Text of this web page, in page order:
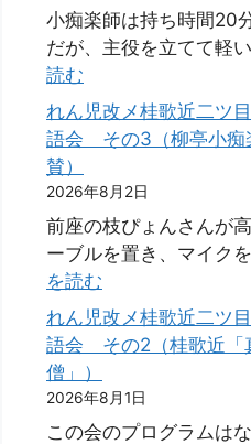
小痴楽師は持ち時間20
だが、主役を立てて軽
読む
れん児改メ桂歌近二ツ
語会 その3（柳亭小痴
賛）
2026年8月2日
前座の枝ぴょんさんが
ーブルを置き、マイク
を読む
れん児改メ桂歌近二ツ
語会 その2（桂歌近「
僧」）
2026年8月1日
この会のプログラムは